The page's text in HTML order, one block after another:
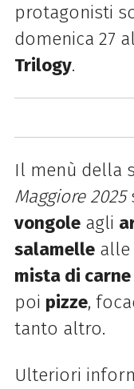
protagonisti
domenica 27
Trilogy.
Il menù della
Maggiore 2025
vongoleagli
salamellealle
mista di carne
poi pizze,
tanto altro.
Ulteriori